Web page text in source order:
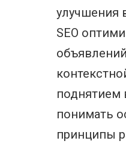
улучшения
SEO
поднятием
понимать
принципы